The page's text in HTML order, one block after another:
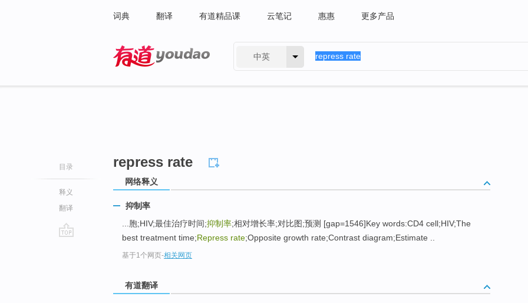
词典 翻译 有道精品课 云笔记 惠惠 更多产品
中英
目录
释义
翻译
repress rate
网络释义
抑制率
...胞;HIV;最佳治疗时间;抑制率;相对增长率;对比图;预测 [gap=1546]Key words:CD4 cell;HIV;The
best treatment time;Repress rate;Opposite growth rate;Contrast diagram;Estimate ..
基于1个网页-相关网页
有道翻译